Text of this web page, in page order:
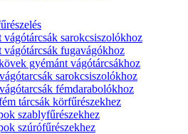
vágótárcsák sarokcsiszolókhoz
vágótárcsák fugavágókhoz
gyémánt vágótárcsákhoz
sarokcsiszolókhoz
fémdarabolókhoz
tárcsák körfűrészekhez
szablyfűrészekhez
szúrófűrészekhez